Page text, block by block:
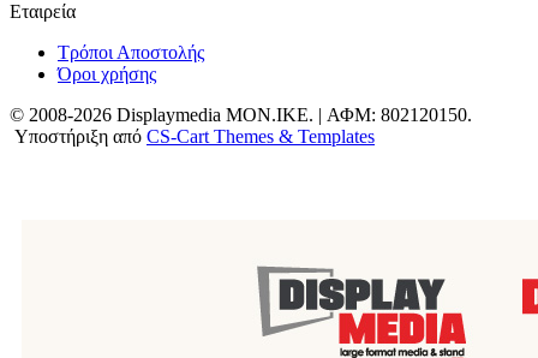
Εταιρεία
Τρόποι Αποστολής
Όροι χρήσης
© 2008-2026 Displaymedia MON.IKE. | ΑΦΜ: 802120150.
Υποστήριξη από CS-Cart Themes & Templates